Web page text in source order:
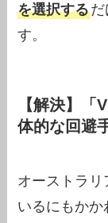
を選択する
す。
【解決】
体的な回避
オーストラリ
いるにもか